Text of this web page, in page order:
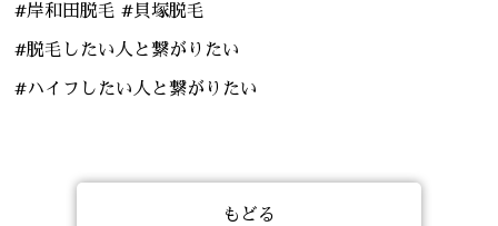
#岸和田脱毛 #貝塚脱毛
#脱毛したい人と繋がりたい
#ハイフしたい人と繋がりたい
もどる